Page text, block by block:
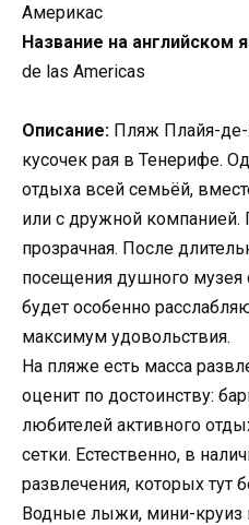
Америкас
Название на английском
de las Americas
Описание: Пляж Плайя-
кусочек рая в Тенерифе.
отдыха всей семьёй,
или с дружной компанией.
прозрачная. После
посещения душного
будет особенно
максимум удовольствия.
На пляже есть масса
оценит по достоинству:
любителей активного
сетки. Естественно, в
развлечения, которых тут
Водные лыжи, мини-круиз